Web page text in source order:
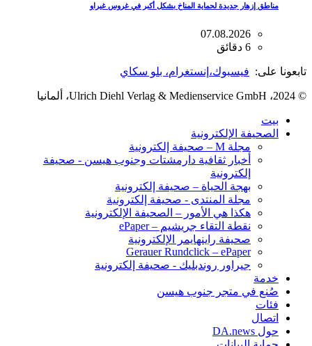
مناطق إزهار جديدة لحماية المناخ بشكل أكبر في غروس غيراو
07.08.2026
6 دقائق
تابعونا على: فيسبوك، إنستغرام، بلو سكاي
© 2024، Ulrich Diehl Verlag & Medienservice GmbH، ألمانيا
بيت
الصحيفة الإلكترونية
مجلة M – صحيفة إلكترونية
أخبار ثقافية دارمشتات وجنوب هيسن - صحيفة
إلكترونية
بهجة الحياة – صحيفة إلكترونية
مجلة المنتدى - صحيفة إلكترونية
هكذا هي الأمور – الصحيفة الإلكترونية
نقطة التقاء جريشيم – ePaper
صحيفة راينهايمر الإلكترونية
Gerauer Rundclick – ePaper
جيراور روندبليك - صحيفة إلكترونية
خدمة
صُنع في متجر جنوب هيسن
فئات
اتصال
حول DA.news